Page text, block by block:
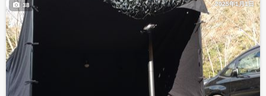
2025年1月1日
38